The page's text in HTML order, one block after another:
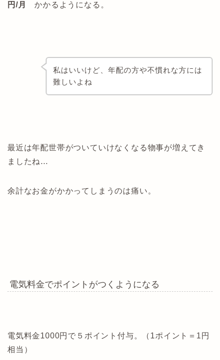
円/月かかるようになる。
私はいいけど、年配の方や不慣れな方には
難しいよね
最近は年配世帯がついていけなくなる物事が増えてき
ましたね…
余計なお金がかかってしまうのは痛い。
電気料金でポイントがつくようになる
電気料金1000円で５ポイント付与。（1ポイント＝1円
相当）